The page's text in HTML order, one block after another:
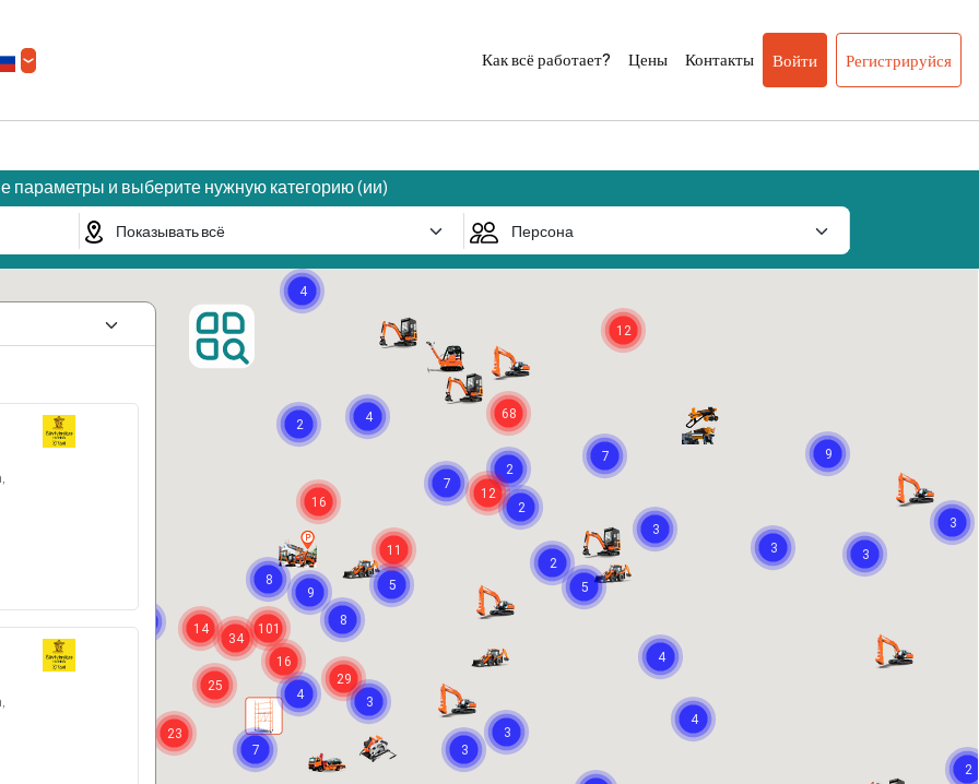
Как всё работает? Цены Контакты Войти Регистрируйся
и выберите нужную категорию (ии)
29
3
11
12
4
3
7
3
5
68
5
2
4
3
3
2
3
2
2
9
3
4
7
12
14
23
14 101
7
34
16
25
8
8
9
2
16
4
4